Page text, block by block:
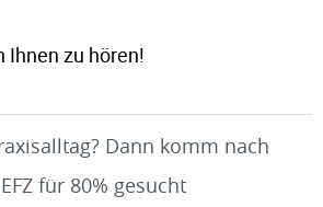
Ihnen zu hören!
Dann komm nach
für 80% gesucht